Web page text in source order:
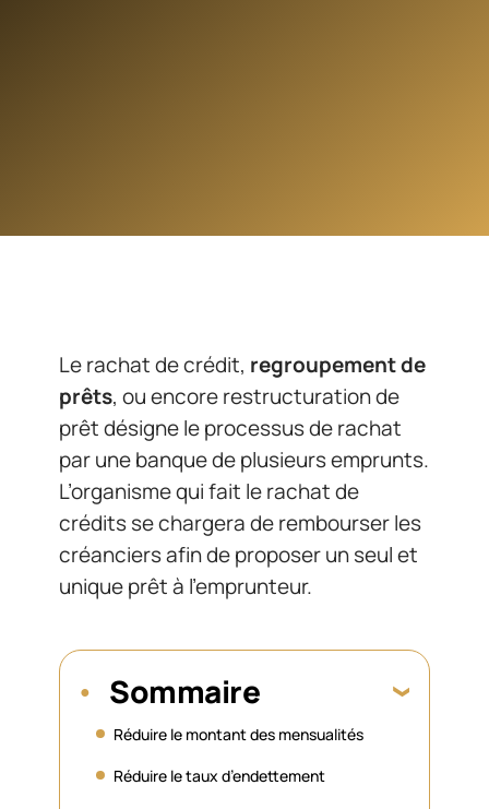
Le rachat de crédit, regroupement de
prêts, ou encore restructuration de
prêt désigne le processus de rachat
par une banque de plusieurs emprunts.
L’organisme qui fait le rachat de
crédits se chargera de rembourser les
créanciers afin de proposer un seul et
unique prêt à l’emprunteur.
Sommaire
Réduire le montant des mensualités
Réduire le taux d’endettement